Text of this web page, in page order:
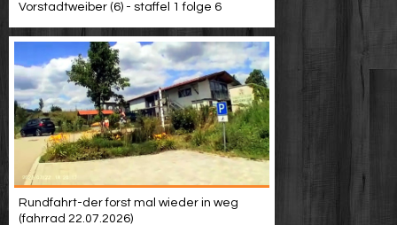
Vorstadtweiber (6) - staffel 1 folge 6
Rundfahrt-der forst mal wieder in weg
(fahrrad 22.07.2026)